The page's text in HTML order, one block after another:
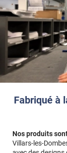
Fabriqué à
Nos produits
Villars-les-